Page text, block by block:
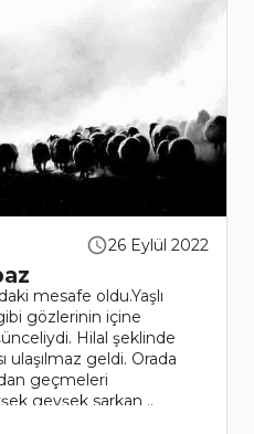
26 Eylül 2022
mesafe oldu.Yaşlı
gözlerinin içine
Hilal şeklinde
ulaşılmaz geldi. Orada
geçmeleri
gevşek sarkan ..